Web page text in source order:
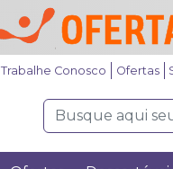
Trabalhe Conosco Ofertas